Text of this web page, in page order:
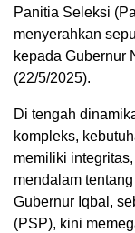
Panitia Seleksi
menyerahkan
kepada Gubernur
(22/5/2025).
Di tengah
kompleks,
memiliki
mendalam
Gubernur Iqbal,
(PSP), kini